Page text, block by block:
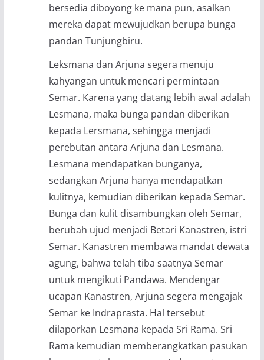
bersedia diboyong ke mana pun, asalkan
mereka dapat mewujudkan berupa bunga
pandan Tunjungbiru.
Leksmana dan Arjuna segera menuju
kahyangan untuk mencari permintaan
Semar. Karena yang datang lebih awal adalah
Lesmana, maka bunga pandan diberikan
kepada Lersmana, sehingga menjadi
perebutan antara Arjuna dan Lesmana.
Lesmana mendapatkan bunganya,
sedangkan Arjuna hanya mendapatkan
kulitnya, kemudian diberikan kepada Semar.
Bunga dan kulit disambungkan oleh Semar,
berubah ujud menjadi Betari Kanastren, istri
Semar. Kanastren membawa mandat dewata
agung, bahwa telah tiba saatnya Semar
untuk mengikuti Pandawa. Mendengar
ucapan Kanastren, Arjuna segera mengajak
Semar ke Indraprasta. Hal tersebut
dilaporkan Lesmana kepada Sri Rama. Sri
Rama kemudian memberangkatkan pasukan